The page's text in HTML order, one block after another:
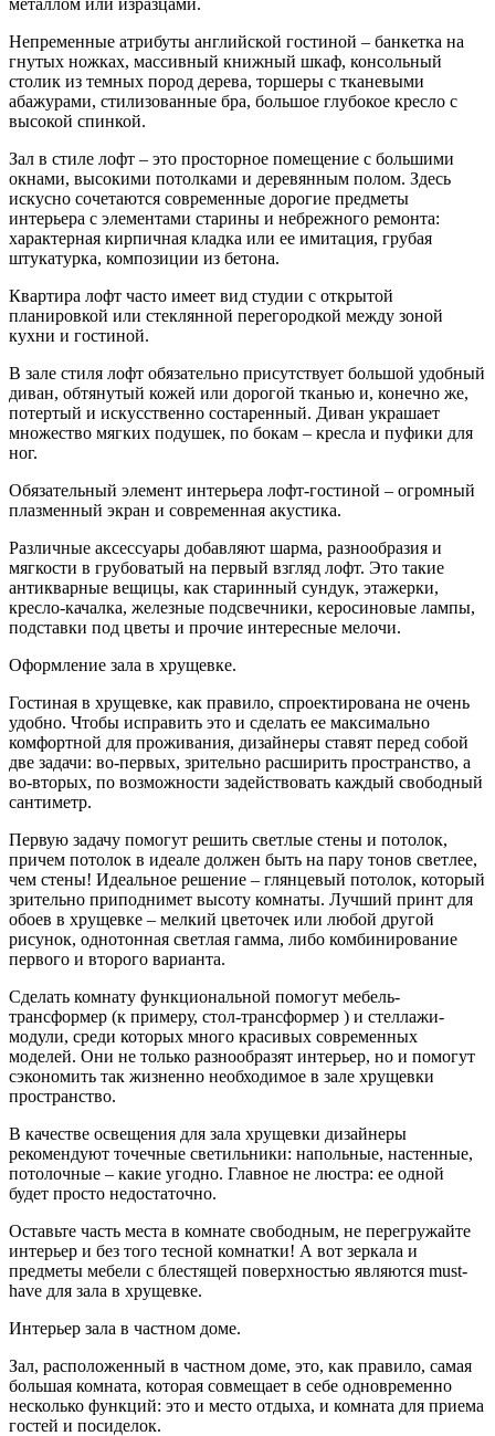
Непременные атрибуты английской гостиной – банкетка на
гнутых ножках, массивный книжный шкаф, консольный
столик из темных пород дерева, торшеры с тканевыми
абажурами, стилизованные бра, большое глубокое кресло с
высокой спинкой.
Зал в стиле лофт – это просторное помещение с большими
окнами, высокими потолками и деревянным полом. Здесь
искусно сочетаются современные дорогие предметы
интерьера с элементами старины и небрежного ремонта:
характерная кирпичная кладка или ее имитация, грубая
штукатурка, композиции из бетона.
Квартира лофт часто имеет вид студии с открытой
планировкой или стеклянной перегородкой между зоной
кухни и гостиной.
В зале стиля лофт обязательно присутствует большой удобный
диван, обтянутый кожей или дорогой тканью и, конечно же,
потертый и искусственно состаренный. Диван украшает
множество мягких подушек, по бокам – кресла и пуфики для
ног.
Обязательный элемент интерьера лофт-гостиной – огромный
плазменный экран и современная акустика.
Различные аксессуары добавляют шарма, разнообразия и
мягкости в грубоватый на первый взгляд лофт. Это такие
антикварные вещицы, как старинный сундук, этажерки,
кресло-качалка, железные подсвечники, керосиновые лампы,
подставки под цветы и прочие интересные мелочи.
Оформление зала в хрущевке.
Гостиная в хрущевке, как правило, спроектирована не очень
удобно. Чтобы исправить это и сделать ее максимально
комфортной для проживания, дизайнеры ставят перед собой
две задачи: во-первых, зрительно расширить пространство, а
во-вторых, по возможности задействовать каждый свободный
сантиметр.
Первую задачу помогут решить светлые стены и потолок,
причем потолок в идеале должен быть на пару тонов светлее,
чем стены! Идеальное решение – глянцевый потолок, который
зрительно приподнимет высоту комнаты. Лучший принт для
обоев в хрущевке – мелкий цветочек или любой другой
рисунок, однотонная светлая гамма, либо комбинирование
первого и второго варианта.
Сделать комнату функциональной помогут мебель-
трансформер (к примеру, стол-трансформер ) и стеллажи-
модули, среди которых много красивых современных
моделей. Они не только разнообразят интерьер, но и помогут
сэкономить так жизненно необходимое в зале хрущевки
пространство.
В качестве освещения для зала хрущевки дизайнеры
рекомендуют точечные светильники: напольные, настенные,
потолочные – какие угодно. Главное не люстра: ее одной
будет просто недостаточно.
Оставьте часть места в комнате свободным, не перегружайте
интерьер и без того тесной комнатки! А вот зеркала и
предметы мебели с блестящей поверхностью являются must-
have для зала в хрущевке.
Интерьер зала в частном доме.
Зал, расположенный в частном доме, это, как правило, самая
большая комната, которая совмещает в себе одновременно
несколько функций: это и место отдыха, и комната для приема
гостей и посиделок.